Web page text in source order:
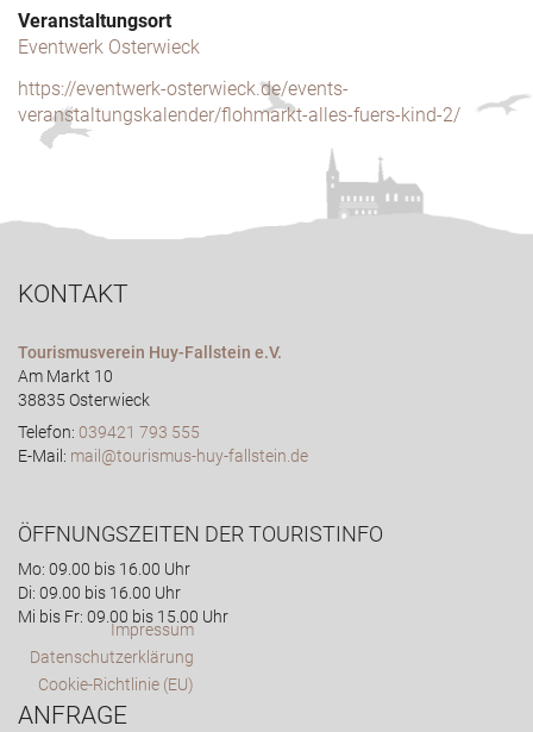
Veranstaltungsort
Eventwerk Osterwieck
https://eventwerk-osterwieck.de/events-
veranstaltungskalender/flohmarkt-alles-fuers-kind-2/
KONTAKT
Tourismusverein Huy-Fallstein e.V.
Am Markt 10
38835 Osterwieck
Telefon: 039421 793 555
E-Mail: mail@tourismus-huy-fallstein.de
ÖFFNUNGSZEITEN DER TOURISTINFO
Mo: 09.00 bis 16.00 Uhr
Di: 09.00 bis 16.00 Uhr
Mi bis Fr: 09.00 bis 15.00 Uhr
Impressum
Datenschutzerklärung
Cookie-Richtlinie (EU)
ANFRAGE